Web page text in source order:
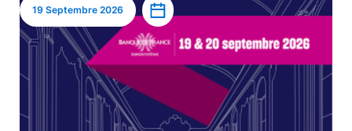
19 Septembre 2026 Ajouter à l’agenda